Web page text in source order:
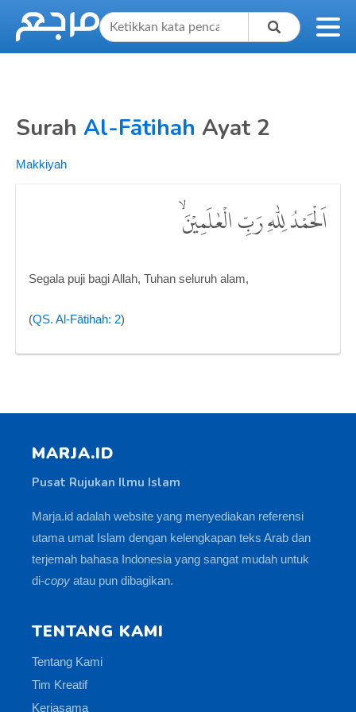
Surah Al-Fātihah Ayat 2
Makkiyah
اَلْحَمْدُ لِلّٰهِ رَبِّ الْعٰلَمِيْنَۙ
Segala puji bagi Allah, Tuhan seluruh alam,
(QS. Al-Fātihah: 2)
MARJA.ID
Pusat Rujukan Ilmu Islam
Marja.id adalah website yang menyediakan referensi
utama umat Islam dengan kelengkapan teks Arab dan
terjemah bahasa Indonesia yang sangat mudah untuk
di-copy atau pun dibagikan.
TENTANG KAMI
Tentang Kami
Tim Kreatif
Kerjasama